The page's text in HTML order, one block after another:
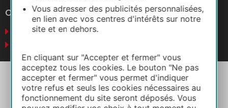
Vous adresser des publicités personnalisées,
en lien avec vos centres d'intérêts sur notre
site et en dehors.
En cliquant sur "Accepter et fermer" vous
acceptez tous les cookies. Le bouton "Ne pas
accepter et fermer" vous permet d'indiquer
votre refus et seuls les cookies nécessaires au
fonctionnement du site seront déposés. Vous
Otros sitios web
Negocios